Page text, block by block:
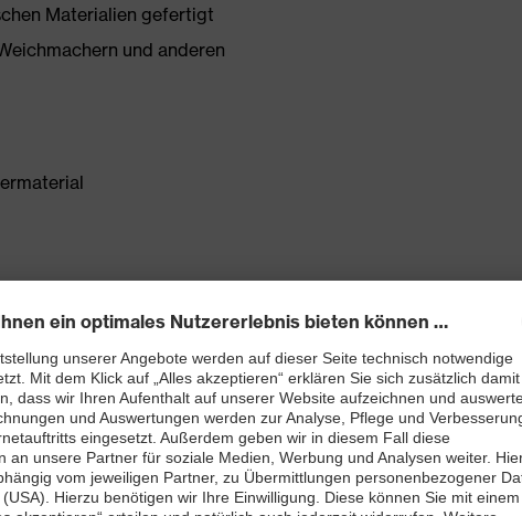
Materialien gefertigt
und anderen
(Art. Nr.: 95797-0)
planet Zwischensohle mit 15% recyceltem